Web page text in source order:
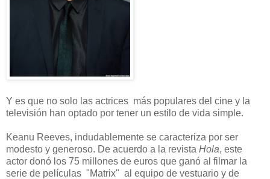
Y es que no solo las actrices más populares del cine y la
televisión han optado por tener un estilo de vida simple.
Keanu Reeves, indudablemente se caracteriza por ser
modesto y generoso. De acuerdo a la revista Hola, este
actor donó los 75 millones de euros que ganó al filmar la
serie de películas "Matrix" al equipo de vestuario y de